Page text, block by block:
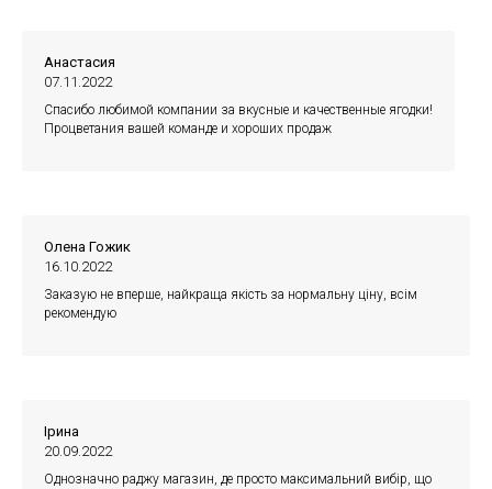
Анастасия
07.11.2022
Спасибо любимой компании за вкусные и качественные ягодки!
Процветания вашей команде и хороших продаж
Олена Гожик
16.10.2022
Заказую не вперше, найкраща якість за нормальну ціну, всім
рекомендую
Ірина
20.09.2022
Однозначно раджу магазин, де просто максимальний вибір, що